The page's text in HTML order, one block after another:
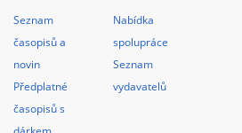
Seznam
časopisů a
novin
Předplatné
časopisů s
Nabídka
spolupráce
Seznam
vydavatelů